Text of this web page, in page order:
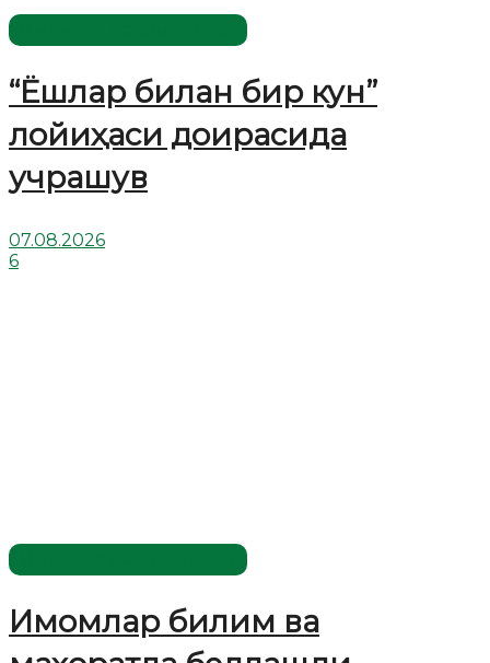
“Ёшлар билан бир кун”
лойиҳаси доирасида
учрашув
07.08.2026
6
Имомлар билим ва